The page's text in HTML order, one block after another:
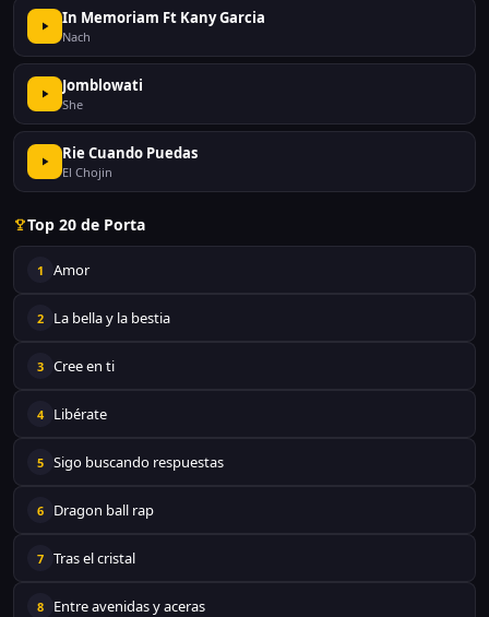
In Memoriam Ft Kany Garcia
Nach
Jomblowati
She
Rie Cuando Puedas
El Chojin
Top 20 de Porta
1 Amor
2 La bella y la bestia
3 Cree en ti
4 Libérate
5 Sigo buscando respuestas
6 Dragon ball rap
7 Tras el cristal
8 Entre avenidas y aceras